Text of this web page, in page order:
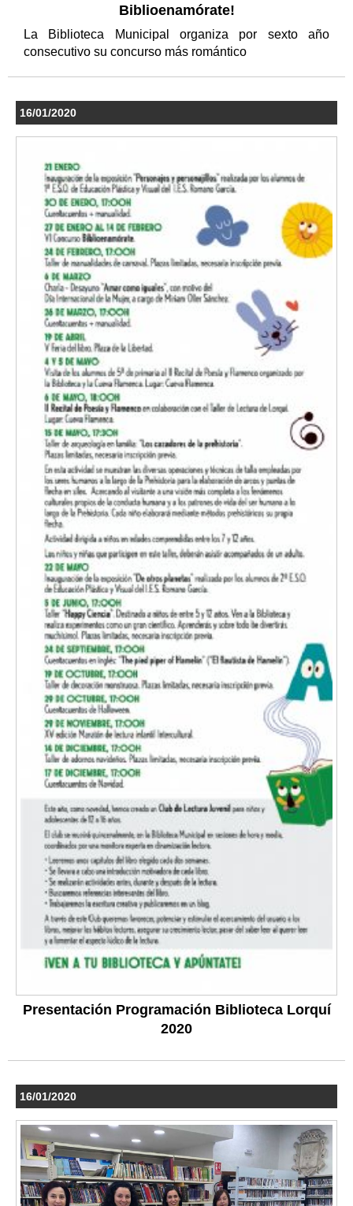
Biblioenamórate!
La Biblioteca Municipal organiza por sexto año
consecutivo su concurso más romántico
16/01/2020
Presentación Programación Biblioteca Lorquí
2020
16/01/2020